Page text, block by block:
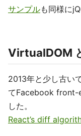
サンプルも同様に
VirtualDOM
2013年と少し古い
てFacebook front-
した。
React’s diff